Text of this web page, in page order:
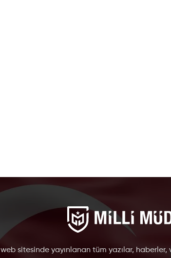
web sitesinde yayınlanan tüm yazılar,